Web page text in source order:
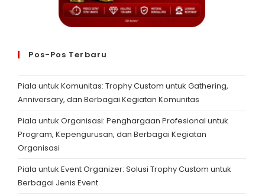
Pos-Pos Terbaru
Piala untuk Komunitas: Trophy Custom untuk Gathering,
Anniversary, dan Berbagai Kegiatan Komunitas
Piala untuk Organisasi: Penghargaan Profesional untuk
Program, Kepengurusan, dan Berbagai Kegiatan
Organisasi
Piala untuk Event Organizer: Solusi Trophy Custom untuk
Berbagai Jenis Event